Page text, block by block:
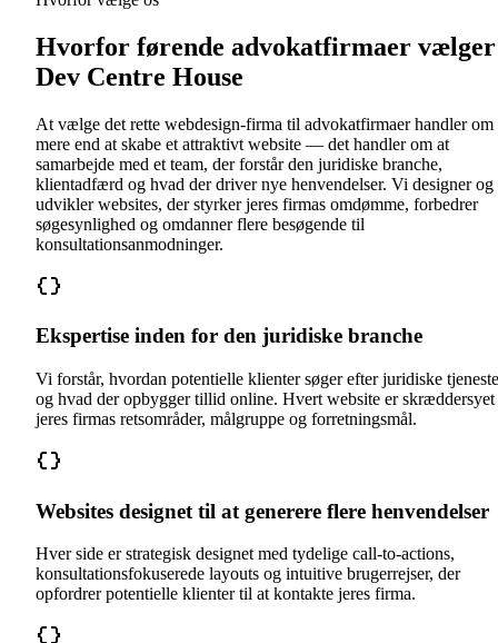
Hvorfor førende advokatfirmaer vælger
Dev Centre House
At vælge det rette webdesign-firma til advokatfirmaer handler om
mere end at skabe et attraktivt website — det handler om at
samarbejde med et team, der forstår den juridiske branche,
klientadfærd og hvad der driver nye henvendelser. Vi designer og
udvikler websites, der styrker jeres firmas omdømme, forbedrer
søgesynlighed og omdanner flere besøgende til
konsultationsanmodninger.
Ekspertise inden for den juridiske branche
Vi forstår, hvordan potentielle klienter søger efter juridiske
og hvad der opbygger tillid online. Hvert website er
jeres firmas retsområder, målgruppe og forretningsmål.
Websites designet til at generere flere henvendelser
Hver side er strategisk designet med tydelige call-to-actions,
konsultationsfokuserede layouts og intuitive brugerrejser, der
opfordrer potentielle klienter til at kontakte jeres firma.